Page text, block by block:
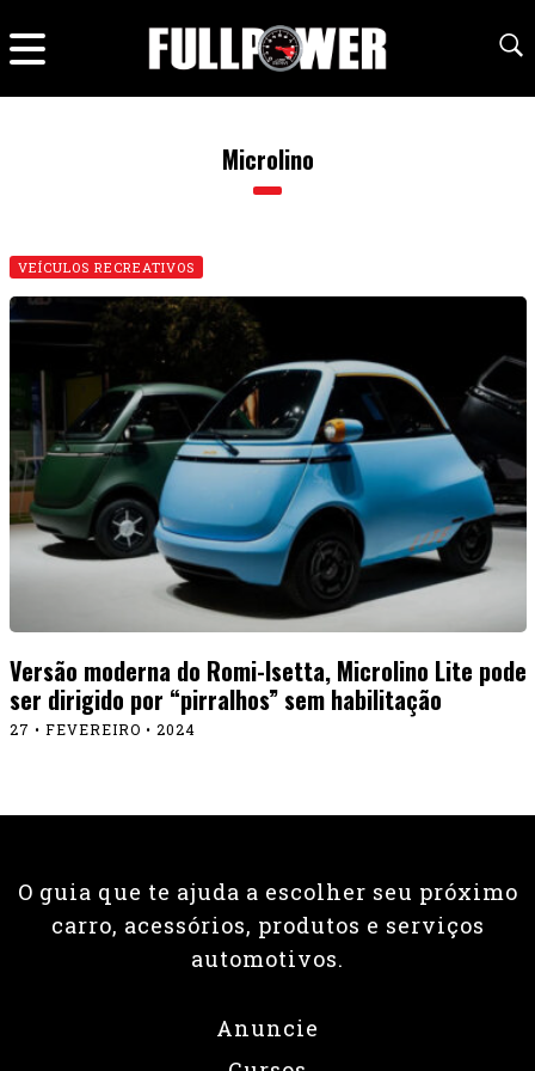
Microlino
VEÍCULOS RECREATIVOS
Versão moderna do Romi-Isetta, Microlino Lite pode
ser dirigido por “pirralhos” sem habilitação
27 • FEVEREIRO • 2024
O guia que te ajuda a escolher seu próximo
carro, acessórios, produtos e serviços
automotivos.
Anuncie